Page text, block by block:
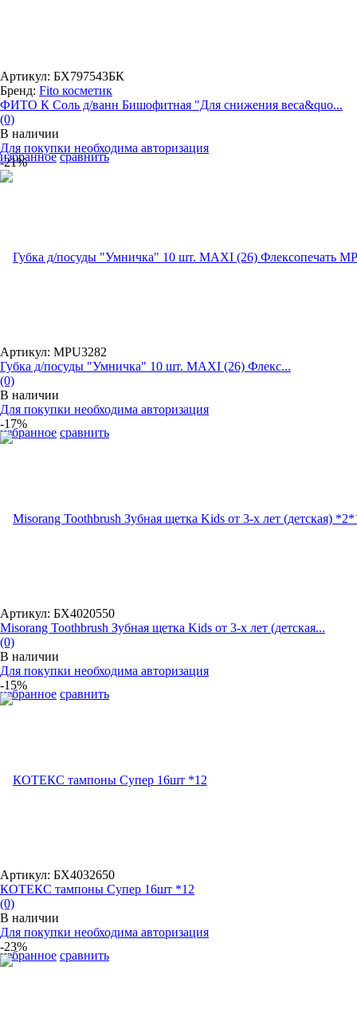
избранное сравнить
Артикул: БХ797543БК
Бренд: Fito косметик
ФИТО К Соль д/ванн Бишофитная "Для снижения веса&quo...
(0)
В наличии
Для покупки необходима авторизация
-21%
избранное сравнить
Артикул: MPU3282
Губка д/посуды "Умничка" 10 шт. MAXI (26) Флекс...
(0)
В наличии
Для покупки необходима авторизация
-17%
избранное сравнить
Артикул: БХ4020550
Misorang Toothbrush Зубная щетка Kids от 3-х лет (детская...
(0)
В наличии
Для покупки необходима авторизация
-15%
избранное сравнить
Артикул: БХ4032650
КОТЕКС тампоны Супер 16шт *12
(0)
В наличии
Для покупки необходима авторизация
-23%